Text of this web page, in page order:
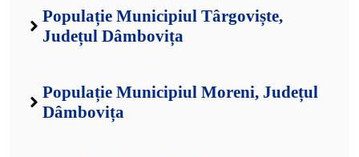
Populație Municipiul Târgoviște,
Județul Dâmbovița
Populație Municipiul Moreni, Județul
Dâmbovița